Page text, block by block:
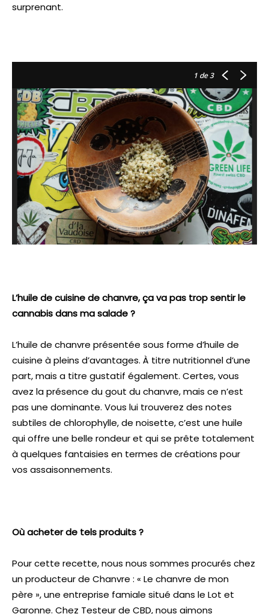
surprenant.
1 de 3
L’huile de cuisine de chanvre, ça va pas trop sentir le
cannabis dans ma salade ?
L’huile de chanvre présentée sous forme d’huile de
cuisine à pleins d’avantages. À titre nutritionnel d’une
part, mais a titre gustatif également. Certes, vous
avez la présence du gout du chanvre, mais ce n’est
pas une dominante. Vous lui trouverez des notes
subtiles de chlorophylle, de noisette, c’est une huile
qui offre une belle rondeur et qui se prête totalement
à quelques fantaisies en termes de créations pour
vos assaisonnements.
Où acheter de tels produits ?
Pour cette recette, nous nous sommes procurés chez
un producteur de Chanvre : « Le chanvre de mon
père », une entreprise famiale situé dans le Lot et
Garonne. Chez Testeur de CBD, nous aimons